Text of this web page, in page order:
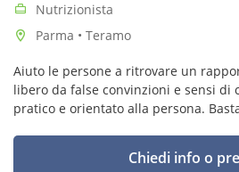
Nutrizionista
Parma • Teramo
Aiuto le persone a ritrovare un
libero da false convinzioni e sensi di
pratico e orientato alla persona.
Chiedi info o